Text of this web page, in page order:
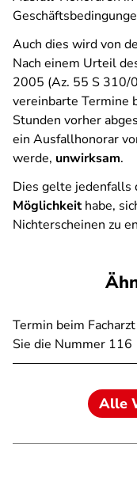
Auch dies wird von
Nach einem Urteil
2005 (Az. 55 S 310/
vereinbarte Termine
Stunden vorher
ein Ausfallhonorar
werde, unwirksam.
Dies gelte jedenfalls
Möglichkeithabe,
Nichterscheinen zu
Termin beim
Sie die Nummer 116
Alle